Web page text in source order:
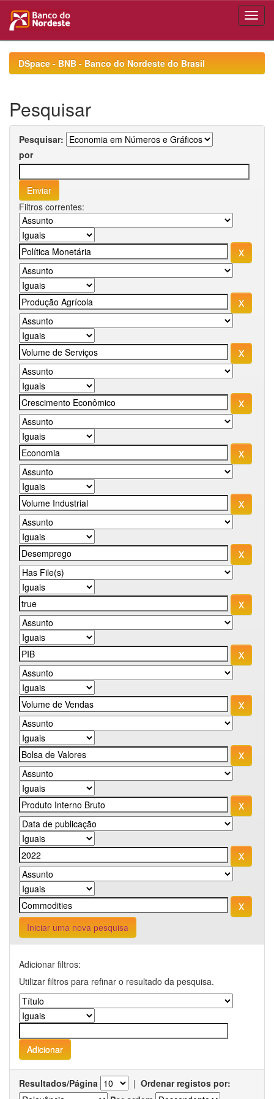
navigationDSpace - BNB - Banco do Nordeste do Brasil
Pesquisar
Pesquisar:
por
Filtros correntes:
Iniciar uma nova pesquisa
Adicionar filtros:
Utilizar filtros para refinar o resultado da pesquisa.
Resultados/Página | Ordenar registos por: